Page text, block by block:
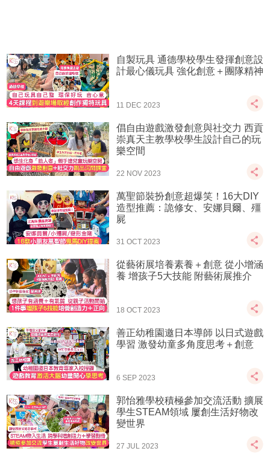
自製玩具 通德學校學生發揮創意設
計最心儀玩具 強化創意＋團隊精神
11 DEC 2023
倡自由遊戲激發創意與社交力 西貢
崇真天主教學校學生設計自己的玩
樂空間
22 NOV 2023
萬聖節裝扮創意超爆笑！16大DIY
造型推薦：詭修女、安娜貝爾、殭
屍
31 OCT 2023
從藝術展培養素養＋創意 從小增涵
養 增孩子5大技能 附藝術展推介
18 OCT 2023
善正幼稚園邀日本導師 以日式遊戲
學習 激發幼童多角度思考＋創意
6 SEP 2023
郭怡雅學校積極參加交流活動 擴展
學生STEAM領域 屢創生活好物改
變世界
27 JUL 2023